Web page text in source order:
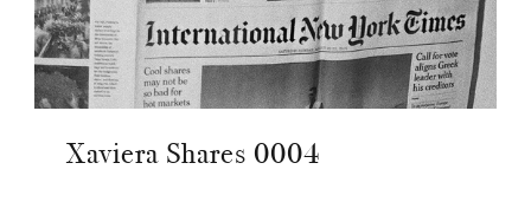
Xaviera Shares 0004